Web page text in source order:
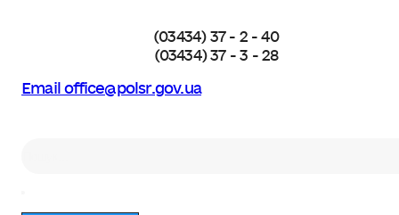
(03434) 37 - 2 - 40
(03434) 37 - 3 - 28
Email office@polsr.gov.ua